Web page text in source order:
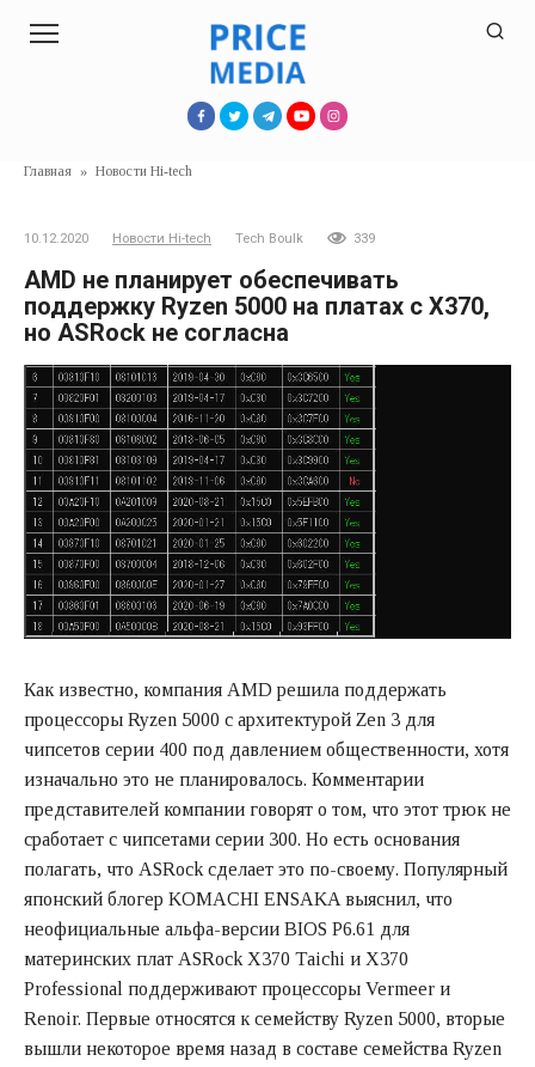
Главная » Новости Hi-tech
10.12.2020 Новости Hi-tech Tech Boulk 339
AMD не планирует обеспечивать
поддержку Ryzen 5000 на платах с X370,
но ASRock не согласна
Как известно, компания AMD решила поддержать
процессоры Ryzen 5000 с архитектурой Zen 3 для
чипсетов серии 400 под давлением общественности, хотя
изначально это не планировалось. Комментарии
представителей компании говорят о том, что этот трюк не
сработает с чипсетами серии 300. Но есть основания
полагать, что ASRock сделает это по-своему. Популярный
японский блогер KOMACHI ENSAKA выяснил, что
неофициальные альфа-версии BIOS P6.61 для
материнских плат ASRock X370 Taichi и X370
Professional поддерживают процессоры Vermeer и
Renoir. Первые относятся к семейству Ryzen 5000, вторые
вышли некоторое время назад в составе семейства Ryzen